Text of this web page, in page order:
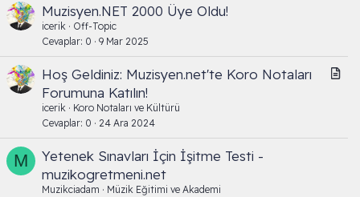
Ekli dosyayı görüntüle 177
Muzisyen.NET 2000 Üye Oldu!
icerik
Off-Topic
Cevaplar 0 9 Mar 2025
l
Hoş Geldiniz: Muzisyen.net'te Koro Notaları
Forumuna Katılın!
icerik
Koro Notaları ve Kültürü
Cevaplar 0 24 Ara 2024
M
Yetenek Sınavları İçin İşitme Testi -
muzikogretmeni.net
Muzikciadam
Müzik Eğitimi ve Akademi